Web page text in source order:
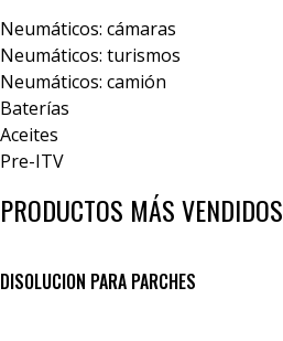
Neumáticos: cámaras
Neumáticos: turismos
Neumáticos: camión
Baterías
Aceites
Pre-ITV
PRODUCTOS MÁS VENDIDOS
DISOLUCION PARA PARCHES